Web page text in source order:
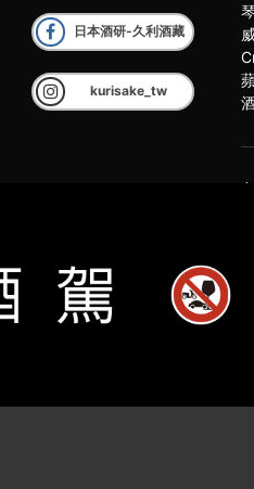
日本酒研-久利酒藏
kurisake_tw